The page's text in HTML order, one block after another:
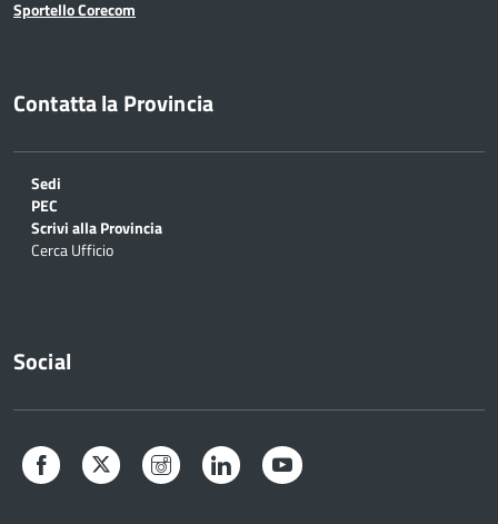
Sportello Corecom
Contatta la Provincia
Sedi
PEC
Scrivi alla Provincia
Cerca Ufficio
Social
Facebook Twitter Instagram LinkedIn